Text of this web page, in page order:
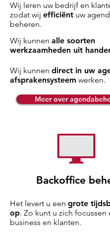
Wij leren uw bedrijf en
zodat wij efficiënt uw
beheren.
Wij kunnen alle soorten
werkzaamheden uit
Wij kunnen direct in uw
afsprakensysteem werken.
Meer over
Backoffice
Het levert u een grote
op. Zo kunt u zich focussen
business en klanten.